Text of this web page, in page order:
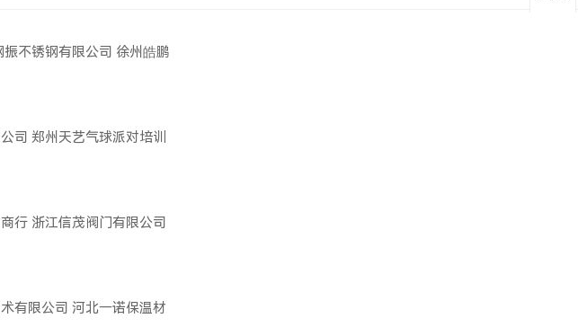
振不锈钢有限公司 徐州皓鹏
司 郑州天艺气球派对培训
行 浙江信茂阀门有限公司
有限公司 河北一诺保温材